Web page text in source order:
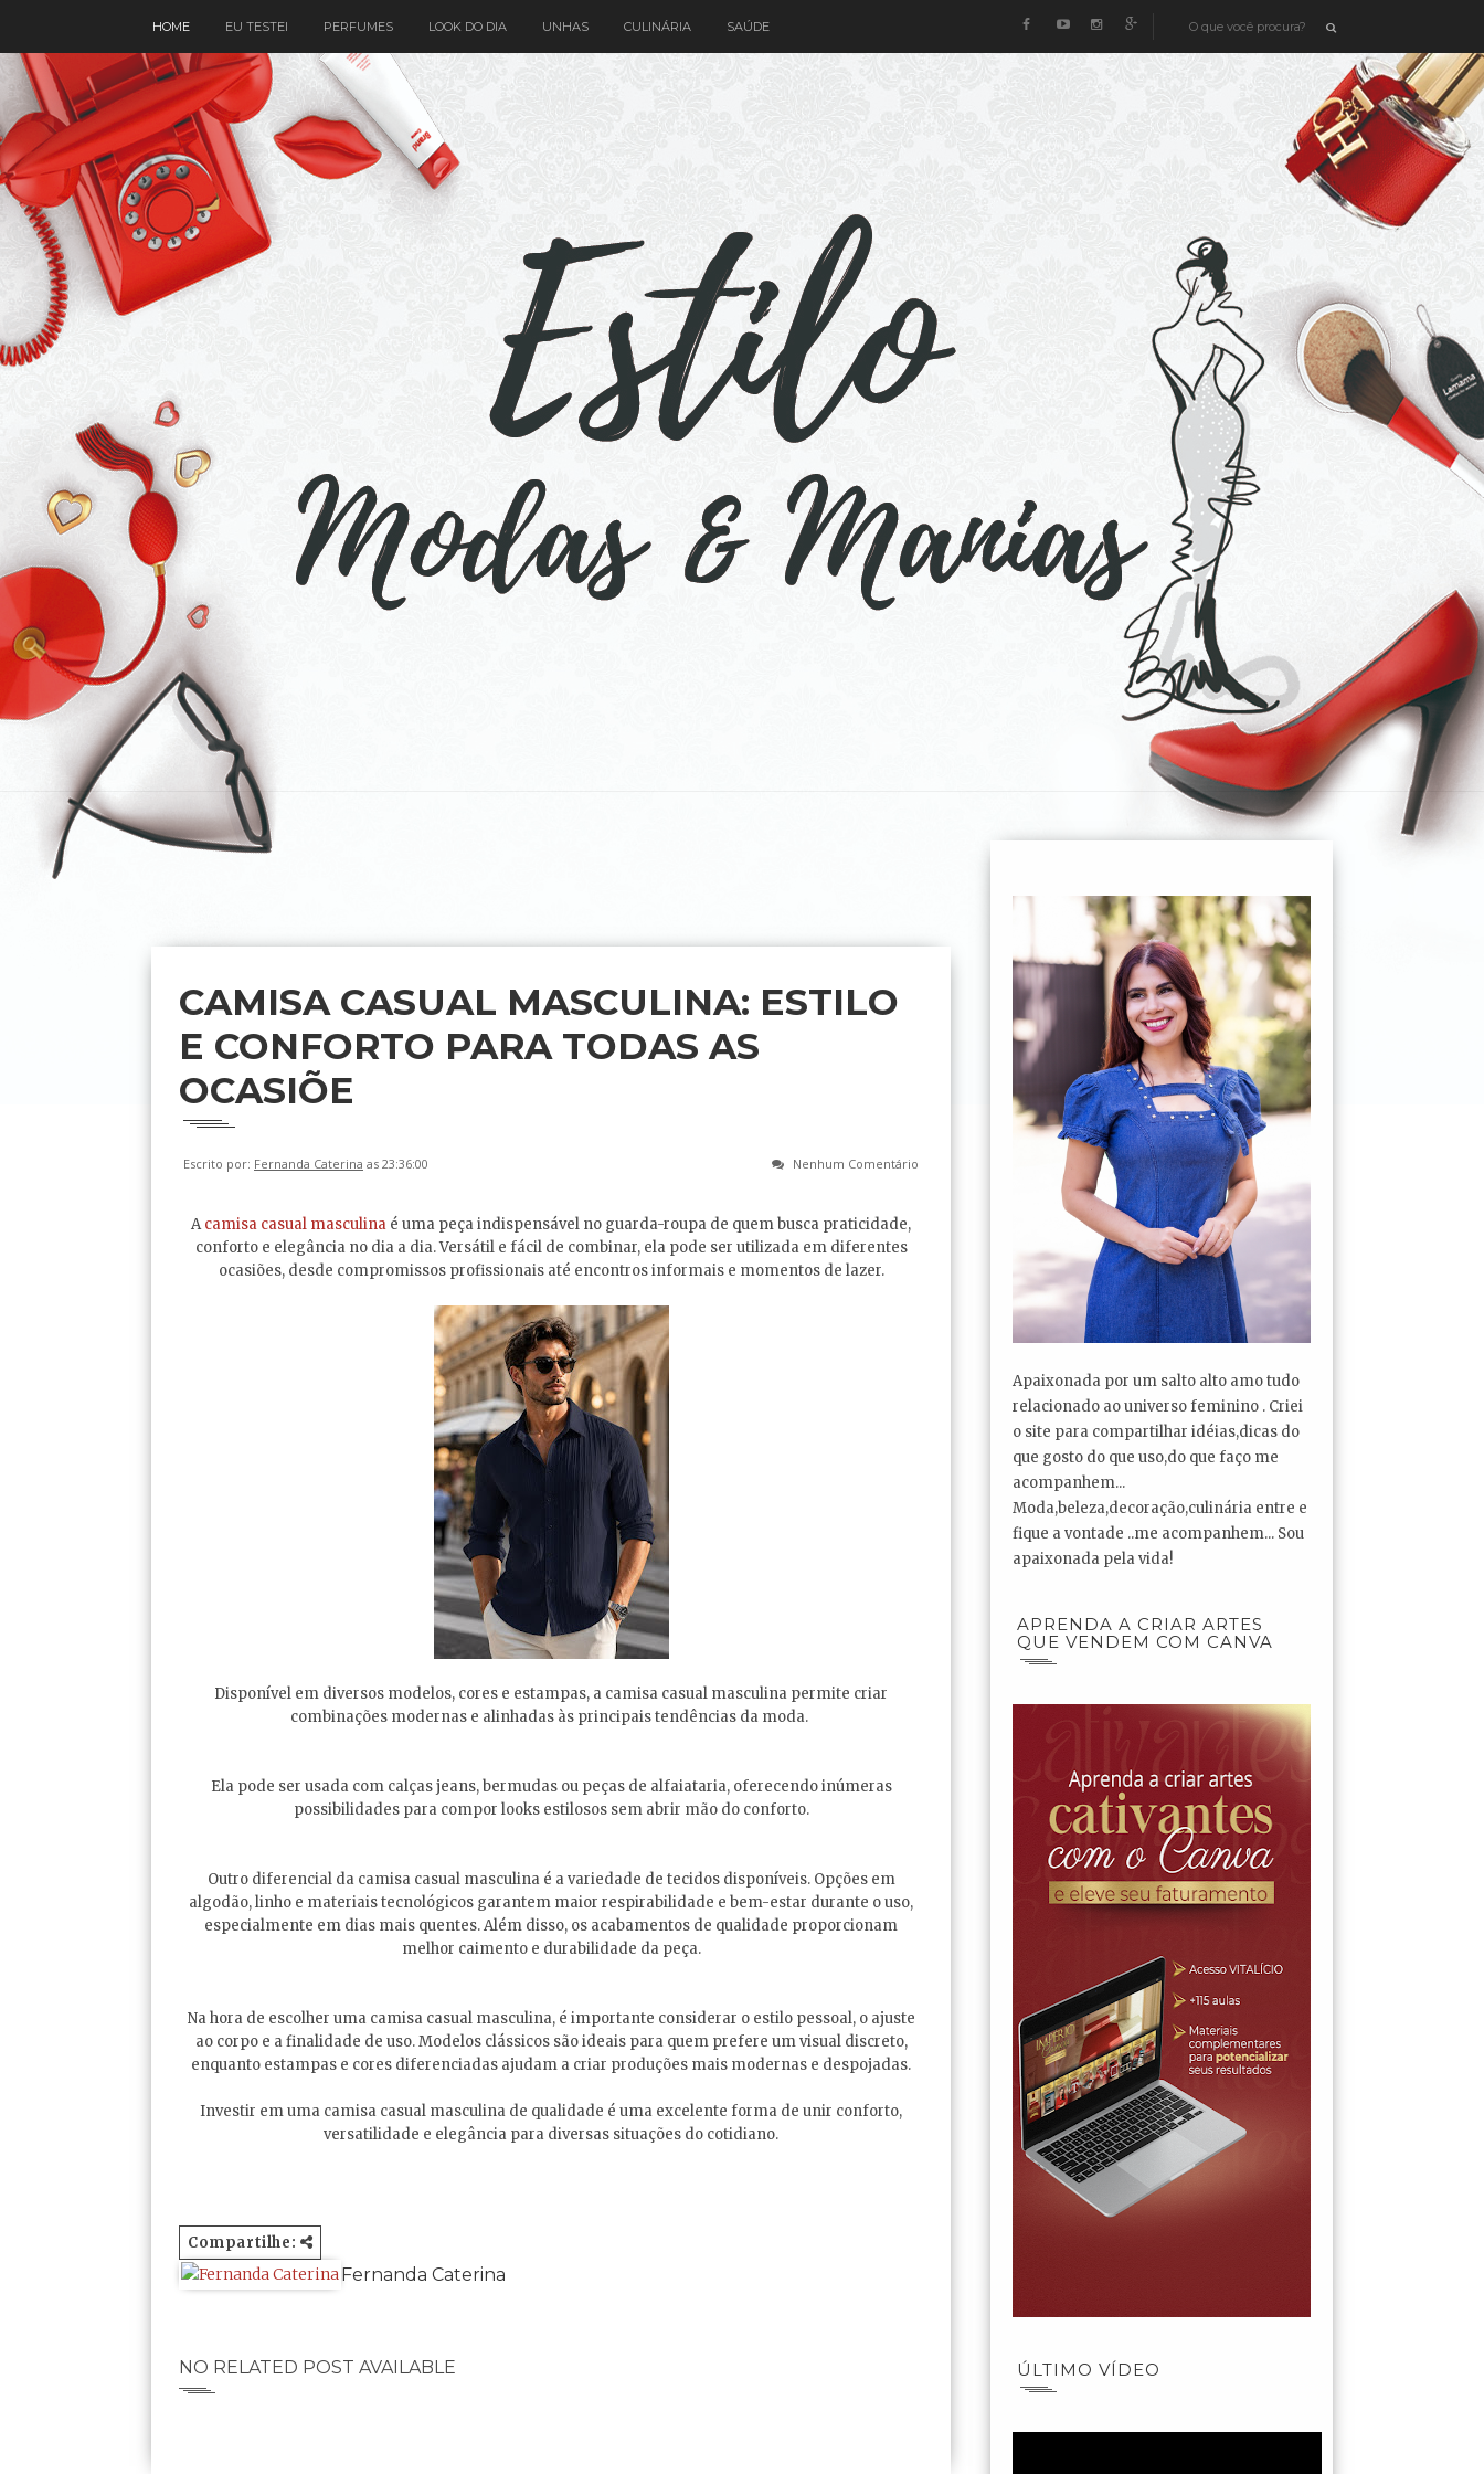
HOME EU TESTEI PERFUMES LOOK DO DIA UNHAS CULINÁRIA SAÚDE
CAMISA CASUAL MASCULINA: ESTILO
E CONFORTO PARA TODAS AS
OCASIÕE
Escrito por: Fernanda Caterina as 23:36:00 Nenhum Comentário
Acamisa casual masculina é uma peça indispensável no guarda-roupa de quem busca praticidade,
conforto e elegância no dia a dia. Versátil e fácil de combinar, ela pode ser utilizada em diferentes
ocasiões, desde compromissos profissionais até encontros informais e momentos de lazer.
Disponível em diversos modelos, cores e estampas, a camisa casual masculina permite criar
combinações modernas e alinhadas às principais tendências da moda.
Ela pode ser usada com calças jeans, bermudas ou peças de alfaiataria, oferecendo inúmeras
possibilidades para compor looks estilosos sem abrir mão do conforto.
Outro diferencial da camisa casual masculina é a variedade de tecidos disponíveis. Opções em
algodão, linho e materiais tecnológicos garantem maior respirabilidade e bem-estar durante o uso,
especialmente em dias mais quentes. Além disso, os acabamentos de qualidade proporcionam
melhor caimento e durabilidade da peça.
Na hora de escolher uma camisa casual masculina, é importante considerar o estilo pessoal, o ajuste
ao corpo e a finalidade de uso. Modelos clássicos são ideais para quem prefere um visual discreto,
enquanto estampas e cores diferenciadas ajudam a criar produções mais modernas e despojadas.
Investir em uma camisa casual masculina de qualidade é uma excelente forma de unir conforto,
versatilidade e elegância para diversas situações do cotidiano.
Compartilhe:
Fernanda Caterina
NO RELATED POST AVAILABLE
Apaixonada por um salto alto amo tudo
relacionado ao universo feminino . Criei
o site para compartilhar idéias,dicas do
que gosto do que uso,do que faço me
acompanhem...
Moda,beleza,decoração,culinária entre e
fique a vontade ..me acompanhem... Sou
apaixonada pela vida!
APRENDA A CRIAR ARTES
QUE VENDEM COM CANVA
ÚLTIMO VÍDEO